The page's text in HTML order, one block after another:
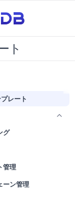
ト
レート
グ
管理
ーン管理